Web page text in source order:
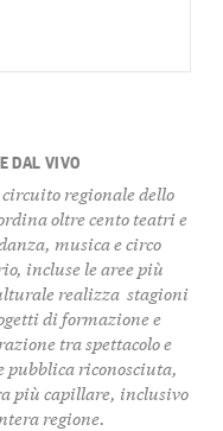
DAL VIVO
regionale dello
oltre cento teatri e
musica e circo
incluse le aree più
realizza stagioni
di formazione e
tra spettacolo e
pubblica riconosciuta,
più capillare, inclusivo
regione.